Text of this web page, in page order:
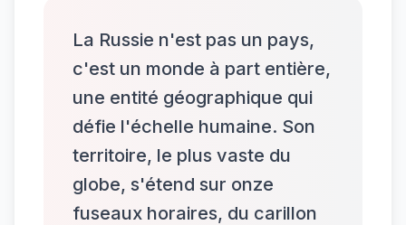
La Russie n'est pas un pays,
c'est un monde à part entière,
une entité géographique qui
défie l'échelle humaine. Son
territoire, le plus vaste du
globe, s'étend sur onze
fuseaux horaires, du carillon